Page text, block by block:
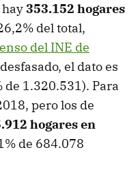
hay353.152 hogares
del total,
del INE de
el dato es
de 1.320.531). Para
pero los de
hogares en
de 684.078